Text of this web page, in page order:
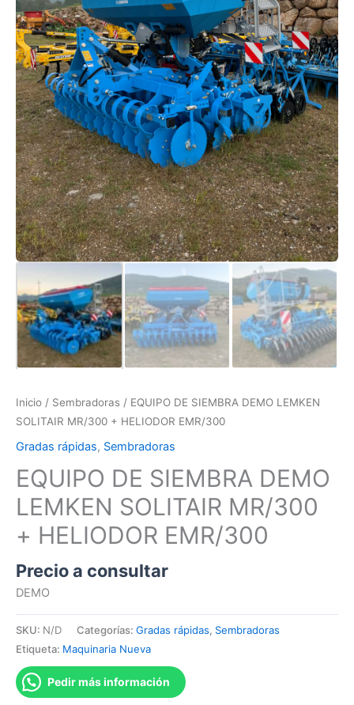
Inicio / Sembradoras / EQUIPO DE SIEMBRA DEMO LEMKEN
SOLITAIR MR/300 + HELIODOR EMR/300
Gradas rápidas, Sembradoras
EQUIPO DE SIEMBRA DEMO
LEMKEN SOLITAIR MR/300
+ HELIODOR EMR/300
Precio a consultar
DEMO
SKU: N/D Categorías: Gradas rápidas, Sembradoras
Etiqueta: Maquinaria Nueva
Pedir más información